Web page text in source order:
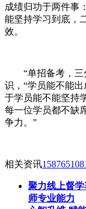
成绩归功于两件事
能坚持学习到底，
效。
“单招备考，
识，“学员能不能
于学员能不能坚持
每一位学员都不缺
争力。”
相关资讯
聚力线上督
师专业能力